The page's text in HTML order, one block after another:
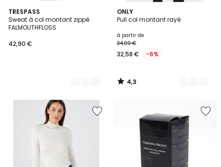
TRESPASS
Sweat à col montant zippé
FALMOUTHFLOSS
42,90 €
2
Couleurs
ONLY
Pull col montant rayé
à partir de
34,99 €
32,58 € -6%
4,3
/ 5
2
Couleurs
4,3
/